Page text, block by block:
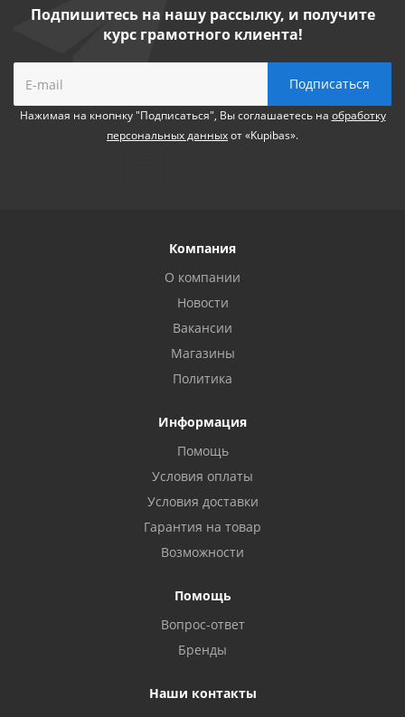
Подпишитесь на нашу рассылку, и получите
курс грамотного клиента!
Нажимая на кнопнку "Подписаться", Вы соглашаетесь на обработку
персональных данныхот «Kupibas».
Компания
О компании
Новости
Вакансии
Магазины
Политика
Информация
Помощь
Условия оплаты
Условия доставки
Гарантия на товар
Возможности
Помощь
Вопрос-ответ
Бренды
Наши контакты